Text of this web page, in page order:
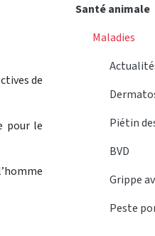
de
pour le
Santé animale
Maladies
Piétin
BVD
Grippe
Peste